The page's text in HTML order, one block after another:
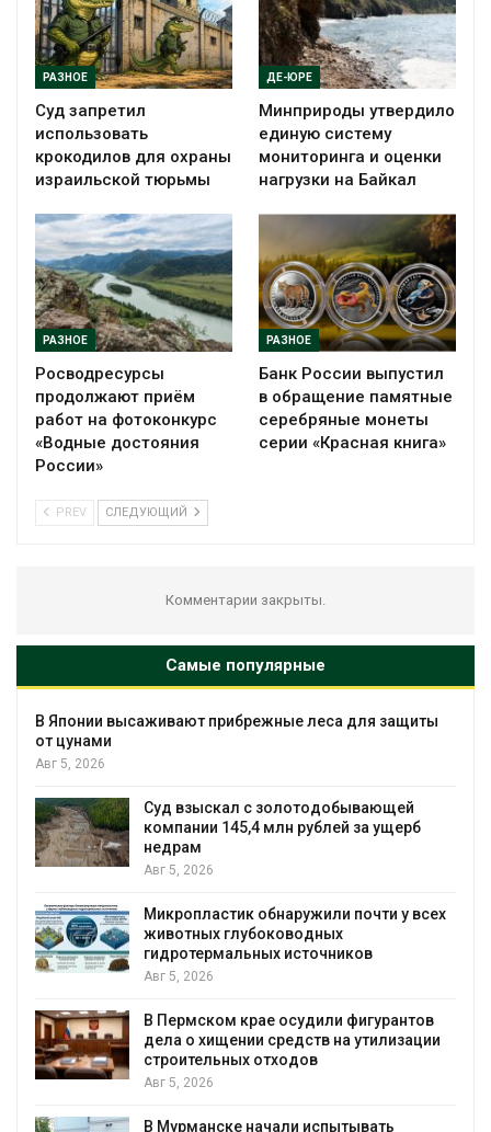
РАЗНОЕ
Суд запретил
использовать
крокодилов для охраны
израильской тюрьмы
ДЕ-ЮРЕ
Минприроды утвердило
единую систему
мониторинга и оценки
нагрузки на Байкал
РАЗНОЕ
Росводресурсы
продолжают приём
работ на фотоконкурс
«Водные достояния
России»
РАЗНОЕ
Банк России выпустил
в обращение памятные
серебряные монеты
серии «Красная книга»
PREV СЛЕДУЮЩИЙ
Комментарии закрыты.
Самые популярные
В Японии высаживают прибрежные леса для защиты
от цунами
Авг 5, 2026
Суд взыскал с золотодобывающей
компании 145,4 млн рублей за ущерб
недрам
Авг 5, 2026
Микропластик обнаружили почти у всех
животных глубоководных
гидротермальных источников
Авг 5, 2026
В Пермском крае осудили фигурантов
дела о хищении средств на утилизации
строительных отходов
Авг 5, 2026
В Мурманске начали испытывать